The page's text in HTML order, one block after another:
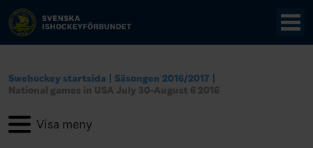
Swehockey startsida
Säsongen 2016/2017
National games in USA July 30-August 6 2016